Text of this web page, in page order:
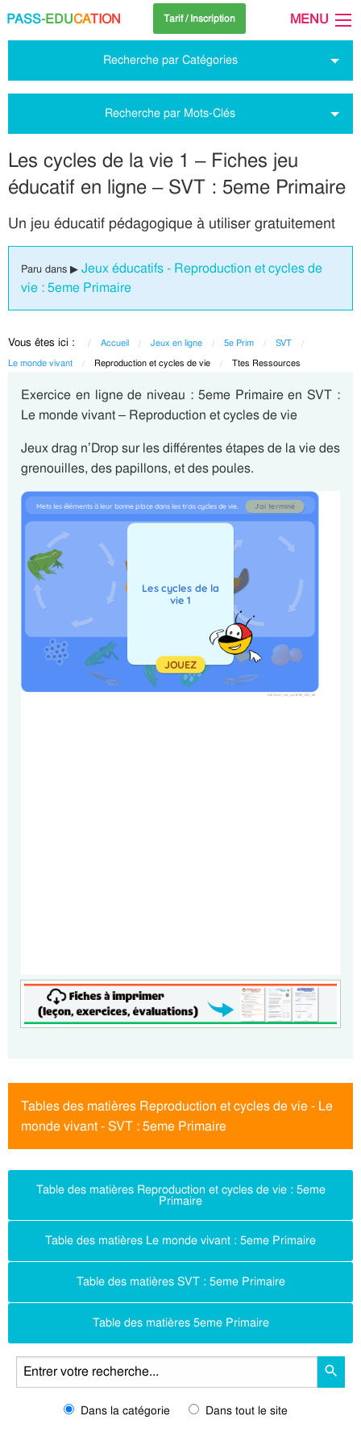
PASS-EDUCATION Tarif / Inscription MENU
Recherche par Catégories
Recherche par Mots-Clés
Les cycles de la vie 1 – Fiches jeu
éducatif en ligne – SVT : 5eme Primaire
Un jeu éducatif pédagogique à utiliser gratuitement
Paru dans ▶ Jeux éducatifs - Reproduction et cycles de
vie : 5eme Primaire
Vous êtes ici : Accueil Jeux en ligne 5e Prim
SVT
Le monde vivant
Current:
Reproduction et cycles de vie Current:
Ttes Ressources
Exercice en ligne de niveau : 5eme Primaire en SVT :
Le monde vivant – Reproduction et cycles de vie
Jeux drag n’Drop sur les différentes étapes de la vie des
grenouilles, des papillons, et des poules.
Tables des matières Reproduction et cycles de vie - Le
monde vivant - SVT : 5eme Primaire
Table des matières Reproduction et cycles de vie : 5eme
Primaire
Table des matières Le monde vivant : 5eme Primaire
Table des matières SVT : 5eme Primaire
Table des matières 5eme Primaire
Dans la catégorie Dans tout le site